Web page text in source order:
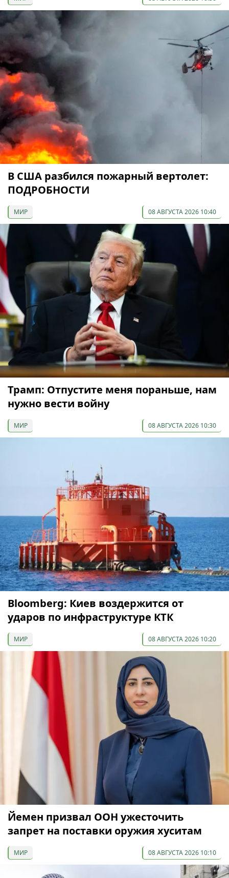
В США разбился пожарный вертолет:
ПОДРОБНОСТИ
МИР 08 АВГУСТА 2026 10:40
Трамп: Отпустите меня пораньше, нам
нужно вести войну
МИР 08 АВГУСТА 2026 10:30
Bloomberg: Киев воздержится от
ударов по инфраструктуре КТК
МИР 08 АВГУСТА 2026 10:20
Йемен призвал ООН ужесточить
запрет на поставки оружия хуситам
МИР 08 АВГУСТА 2026 10:10